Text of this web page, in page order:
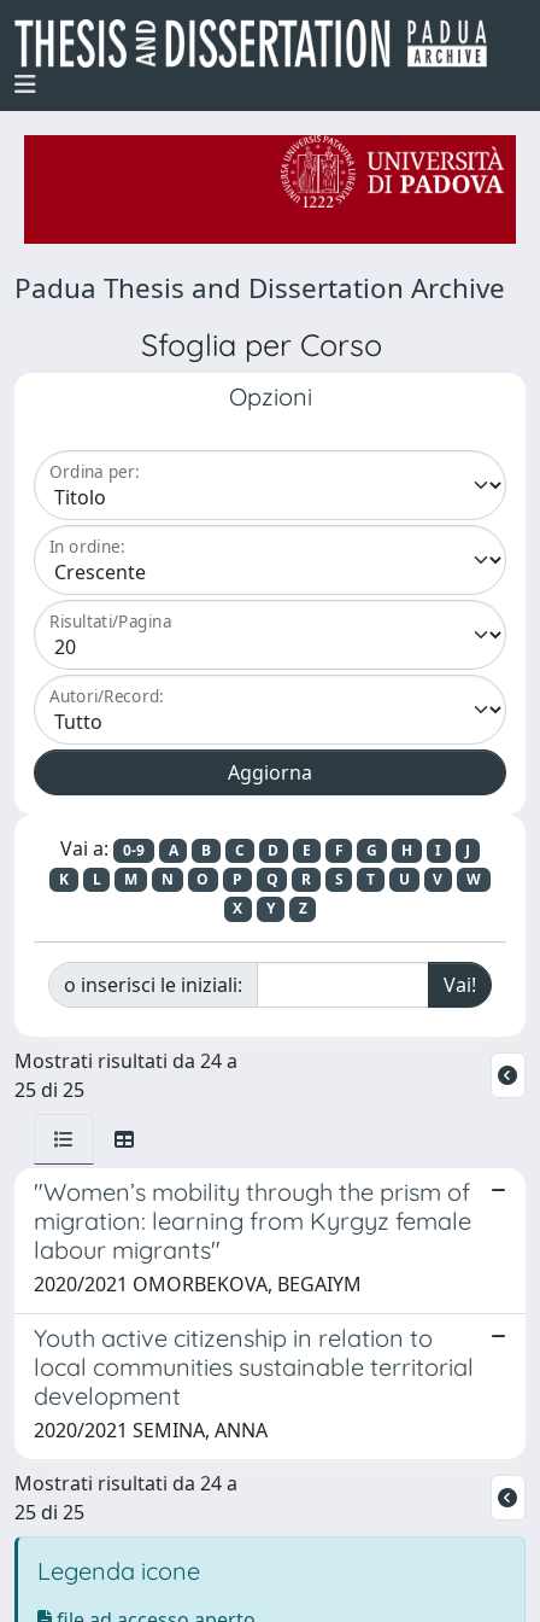
Padua Thesis and Dissertation Archive
Sfoglia per Corso
Opzioni
Ordina per:
In ordine:
Risultati/Pagina
Autori/Record:
Vai a: 0-9 A B C D E F G H I
J
K
L M N O P Q R S T U V
W
X
Y Z
o inserisci le iniziali:
Mostrati risultati da 24 a
25 di 25
"Women’s mobility through the prism of
migration: learning from Kyrgyz female
labour migrants"
2020/2021 OMORBEKOVA, BEGAIYM
Youth active citizenship in relation to
local communities sustainable territorial
development
2020/2021 SEMINA, ANNA
Mostrati risultati da 24 a
25 di 25
Legenda icone